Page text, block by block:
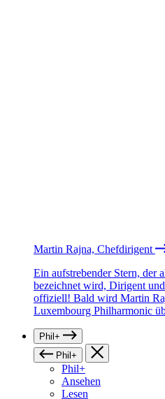
Martin Rajna, Chefdirigent
Ein aufstrebender Stern, der
bezeichnet wird, Dirigent
offiziell! Bald wird Martin
Luxembourg Philharmonic
Phil+
Phil+
Phil+
Ansehen
Lesen